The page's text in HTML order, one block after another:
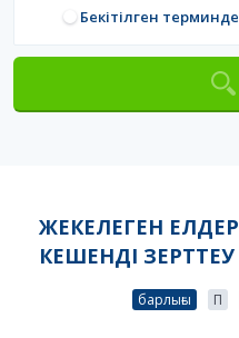
Бекітілген
ЖЕКЕЛЕГЕН ЕЛДЕР
КЕШЕНДІ ЗЕРТТЕУ
барлығы П